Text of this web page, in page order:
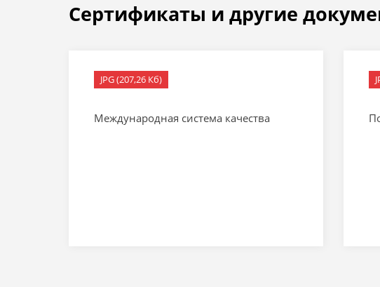
Сертификаты и другие
JPG (207,26 Кб)
Международная система качества